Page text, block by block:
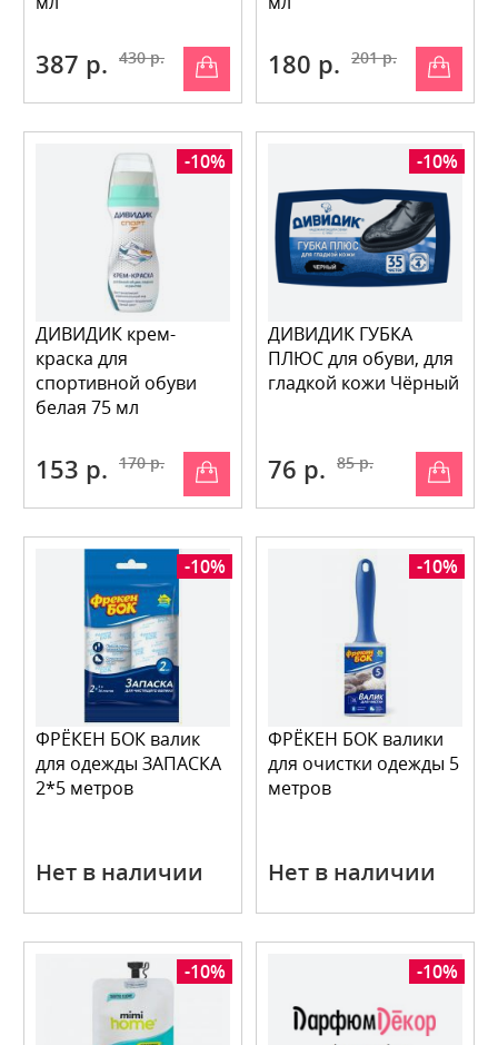
387 р. 430 р. 180 р. 201 р.
-10%
ДИВИДИК крем-
краска для
спортивной обуви
белая 75 мл
153 р. 170 р.
-10%
ДИВИДИК ГУБКА
ПЛЮС для обуви, для
гладкой кожи Чёрный
76 р. 85 р.
-10%
ФРЁКЕН БОК валик
для одежды ЗАПАСКА
2*5 метров
Нет в наличии
-10%
ФРЁКЕН БОК валики
для очистки одежды 5
метров
Нет в наличии
-10% -10%